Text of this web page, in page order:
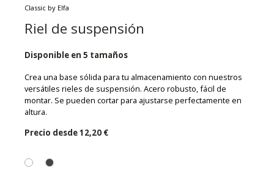
Classic by Elfa
Riel de suspensión
Disponible en 5 tamaños
Crea una base sólida para tu almacenamiento con nuestros
versátiles rieles de suspensión. Acero robusto, fácil de
montar. Se pueden cortar para ajustarse perfectamente en
altura.
Precio desde12,20 €